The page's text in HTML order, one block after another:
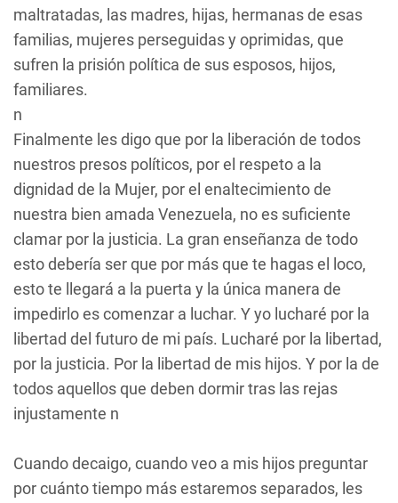
maltratadas, las madres, hijas, hermanas de esas
familias, mujeres perseguidas y oprimidas, que
sufren la prisión política de sus esposos, hijos,
familiares.
n
Finalmente les digo que por la liberación de todos
nuestros presos políticos, por el respeto a la
dignidad de la Mujer, por el enaltecimiento de
nuestra bien amada Venezuela, no es suficiente
clamar por la justicia. La gran enseñanza de todo
esto debería ser que por más que te hagas el loco,
esto te llegará a la puerta y la única manera de
impedirlo es comenzar a luchar. Y yo lucharé por la
libertad del futuro de mi país. Lucharé por la libertad,
por la justicia. Por la libertad de mis hijos. Y por la de
todos aquellos que deben dormir tras las rejas
injustamente n
Cuando decaigo, cuando veo a mis hijos preguntar
por cuánto tiempo más estaremos separados, les